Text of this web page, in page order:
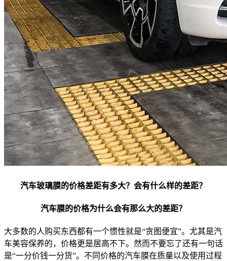
汽车玻璃膜的价格差距有多大？会有什么样的差距？
汽车膜的价格为什么会有那么大的差距？
大多数的人购买东西都有一个惯性就是“贪图便宜”。尤其是汽
车美容保养的，价格更是居高不下。然而不要忘了还有一句话
是“一分价钱一分货”。不同价格的汽车膜在质量以及使用过程